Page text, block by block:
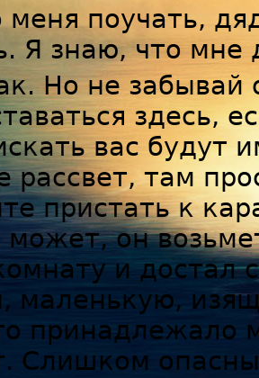
меня поучать,
Я знаю, что
Но не забывай
здесь,
вас будут
рассвет, там
пристать к
он
и достал
маленькую,
принадлежало
Слишком